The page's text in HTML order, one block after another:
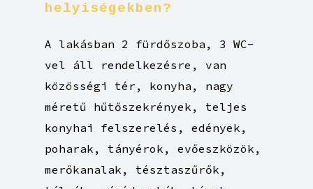
helyiségekben?
A lakásban 2 fürdőszoba, 3 WC-
vel áll rendelkezésre, van
közösségi tér, konyha, nagy
méretű hűtőszekrények, teljes
konyhai felszerelés, edények,
poharak, tányérok, evőeszközök,
merőkanalak, tésztaszűrők,